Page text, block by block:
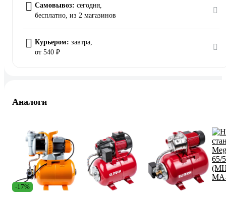
Самовывоз: сегодня,
бесплатно, из 2 магазинов
Курьером: завтра,
от 540 ₽
Аналоги
-17%